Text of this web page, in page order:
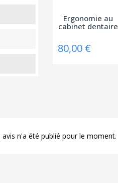
Ergonomie au
cabinet dentaire
80,00 €
avis n'a été publié pour le moment.